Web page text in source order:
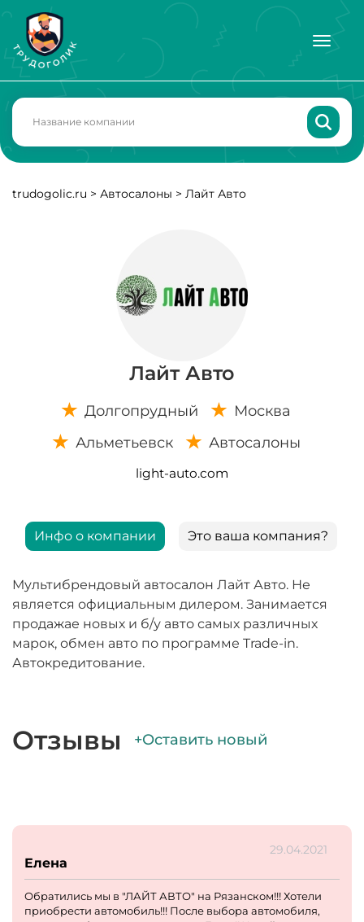
trudogolic.ru > Автосалоны > Лайт Авто
Лайт Авто
Долгопрудный
Москва
Альметьевск
Автосалоны
light-auto.com
Инфо о компании Это ваша компания?
Мультибрендовый автосалон Лайт Авто. Не
является официальным дилером. Занимается
продажае новых и б/у авто самых различных
марок, обмен авто по программе Trade-in.
Автокредитование.
Отзывы +Оставить новый
29.04.2021
Елена
Обратились мы в "ЛАЙТ АВТО" на Рязанском!!! Хотели
приобрести автомобиль!!! После выбора автомобиля,